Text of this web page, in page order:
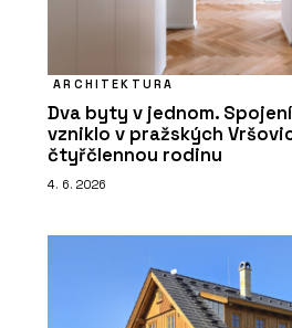
ARCHITEKTURA
Dva byty v jednom.
vzniklo v pražských
čtyřčlennou rodinu
4. 6. 2026